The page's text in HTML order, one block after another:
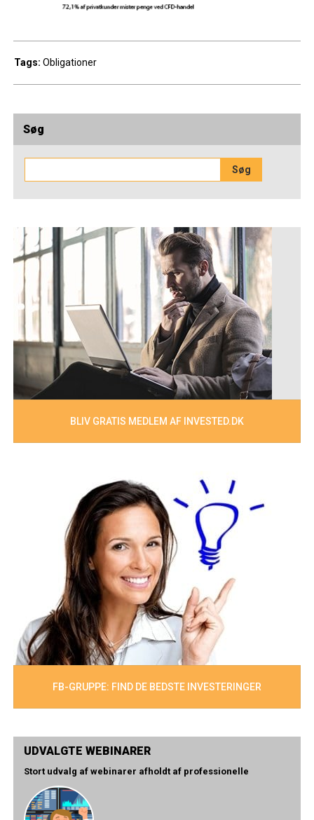
Tags:Obligationer
Søg
BLIV GRATIS MEDLEM AF INVESTED.DK
FB-GRUPPE: FIND DE BEDSTE INVESTERINGER
UDVALGTE WEBINARER
Stort udvalg af webinarer afholdt af professionelle